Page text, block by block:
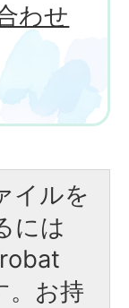
わせ
イルを
には
。お持